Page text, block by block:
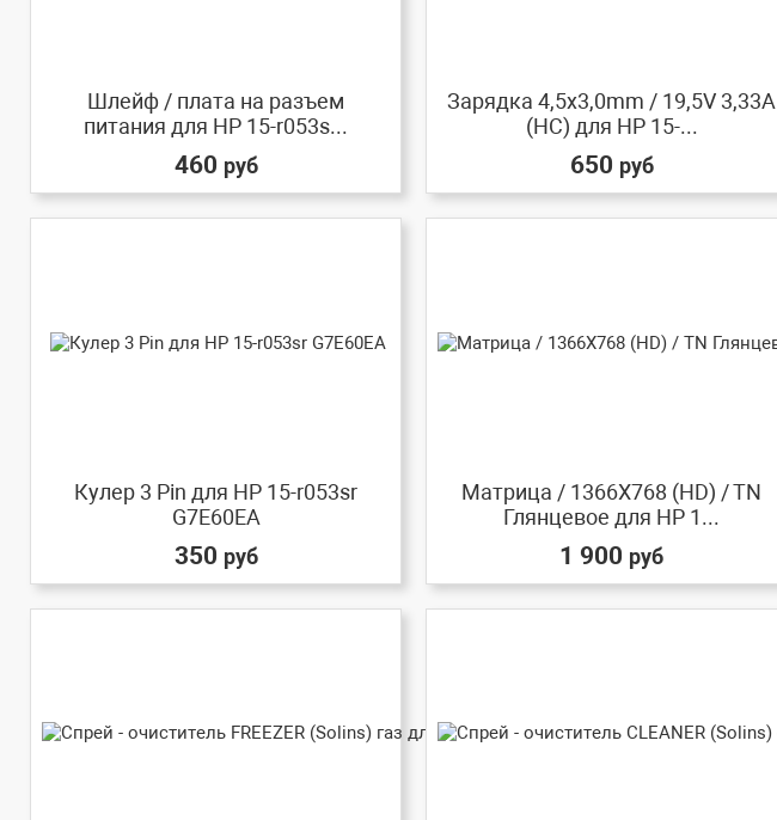
Шлейф / плата на разъем
питания для HP 15-r053s...
460 руб
Зарядка 4,5x3,0mm / 19,5V 3,33A
(HC) для HP 15-...
650 руб
Кулер 3 Pin для HP 15-r053sr
G7E60EA
350 руб
Матрица / 1366X768 (HD) / TN
Глянцевое для HP 1...
1 900 руб